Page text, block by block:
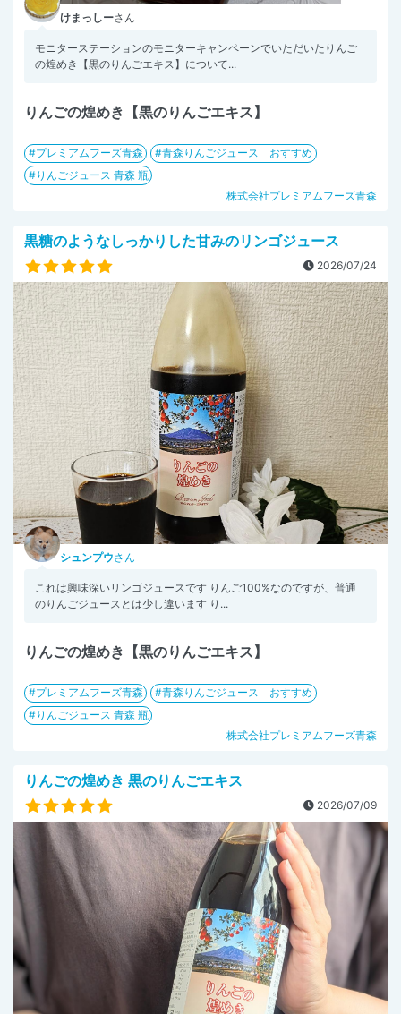
けまっしーさん
モニターステーションのモニターキャンペーンでいただいたりんご
の煌めき【黒のりんごエキス】について...
りんごの煌めき【黒のりんごエキス】
プレミアムフーズ青森
青森りんごジュース おすすめ
りんごジュース 青森 瓶
株式会社プレミアムフーズ青森
黒糖のようなしっかりした甘みのリンゴジュース
2026/07/24
シュンプウさん
これは興味深いリンゴジュースです りんご100%なのですが、普通
のりんごジュースとは少し違います り...
りんごの煌めき【黒のりんごエキス】
プレミアムフーズ青森
青森りんごジュース おすすめ
りんごジュース 青森 瓶
株式会社プレミアムフーズ青森
りんごの煌めき 黒のりんごエキス
2026/07/09